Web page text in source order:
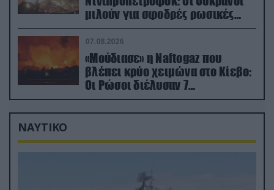
μιλούν για σφοδρές ρωσικές
επιθέσεις σε όλη την επικράτεια
07.08.2026
«Μούδιασε» η Naftogaz που
βλέπει κρύο χειμώνα στο Κίεβο:
Οι Ρώσοι διέλυσαν 7
εγκαταστάσεις του ουκρανικού
κολοσσού!
ΝΑΥΤΙΚΟ